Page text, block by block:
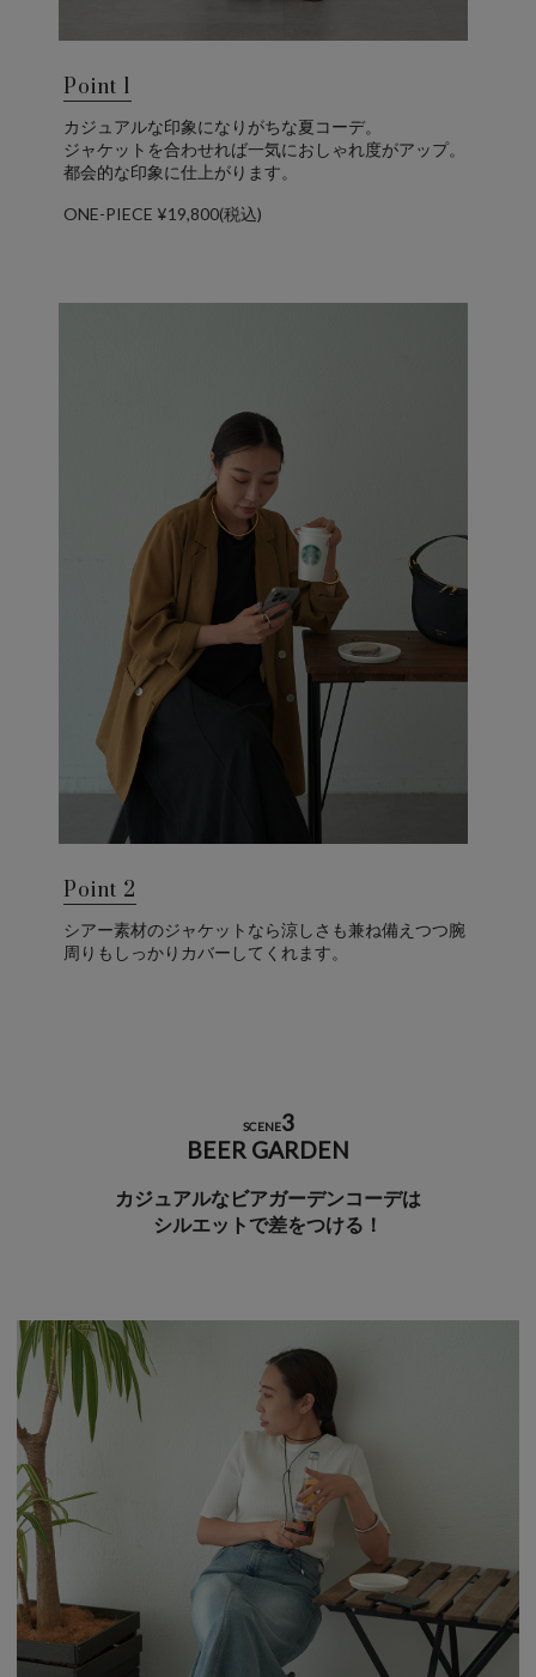
Point 1
カジュアルな印象になりがちな夏コーデ。
ジャケットを合わせれば一気におしゃれ度がアップ。
都会的な印象に仕上がります。
ONE-PIECE ¥19,800(税込)
Point 2
シアー素材のジャケットなら涼しさも兼ね備えつつ腕
周りもしっかりカバーしてくれます。
SCENE3
BEER GARDEN
カジュアルなビアガーデンコーデは
シルエットで差をつける！